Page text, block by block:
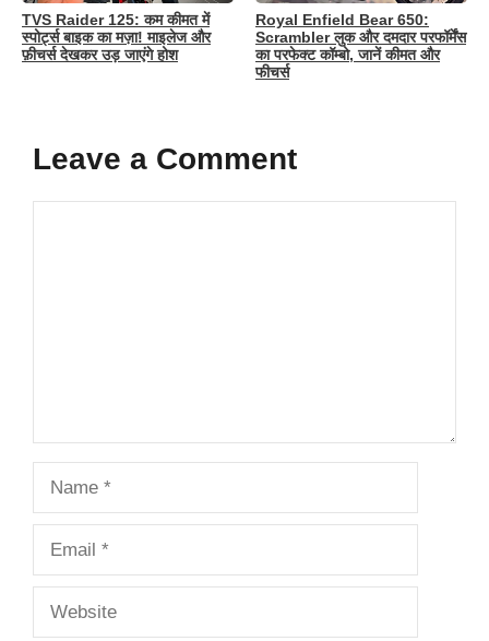
TVS Raider 125: कम कीमत में
स्पोर्ट्स बाइक का मज़ा! माइलेज और
फ़ीचर्स देखकर उड़ जाएंगे होश
Royal Enfield Bear 650:
Scrambler लुक और दमदार परफॉर्मेंस
का परफेक्ट कॉम्बो, जानें कीमत और
फीचर्स
Leave a Comment